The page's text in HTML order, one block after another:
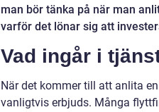
man bör tänka på när man
varför det lönar sig att
Vad ingår i
När det kommer till att anlita
vanligtvis erbjuds. Många